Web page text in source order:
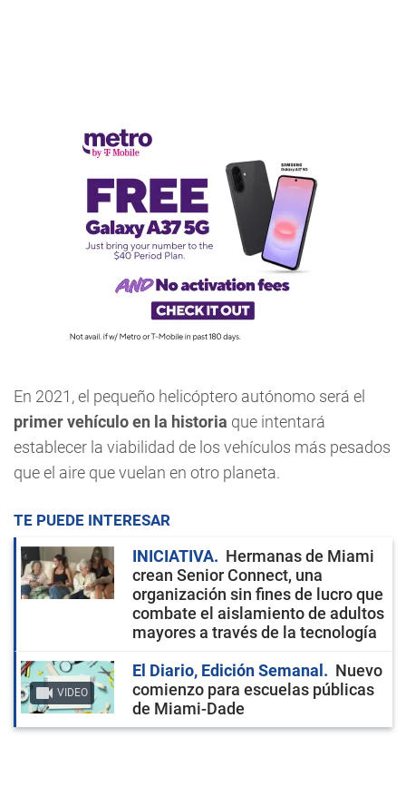
En 2021, el pequeño helicóptero autónomo será el
primer vehículo en la historia que intentará
establecer la viabilidad de los vehículos más pesados
que el aire que vuelan en otro planeta.
TE PUEDE INTERESAR
INICIATIVA
Hermanas de Miami
crean Senior Connect, una
organización sin fines de lucro que
combate el aislamiento de adultos
mayores a través de la tecnología
VIDEO
El Diario, Edición Semanal
Nuevo
comienzo para escuelas públicas
de Miami-Dade